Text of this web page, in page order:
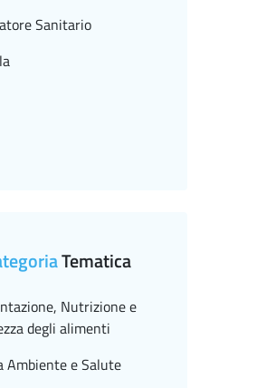
Sanitario
Tematica
Nutrizione e
degli alimenti
Ambiente e Salute